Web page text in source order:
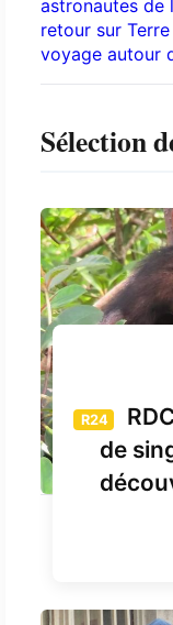
astronautes de
retour sur
voyage autour
Sélection
R24
de